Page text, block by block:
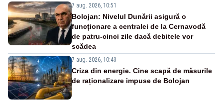
7 aug. 2026, 10:51
Bolojan: Nivelul Dunării asigură o
funcționare a centralei de la Cernavodă
de patru-cinci zile dacă debitele vor
scădea
7 aug. 2026, 10:43
Criza din energie. Cine scapă de măsurile
de raționalizare impuse de Bolojan